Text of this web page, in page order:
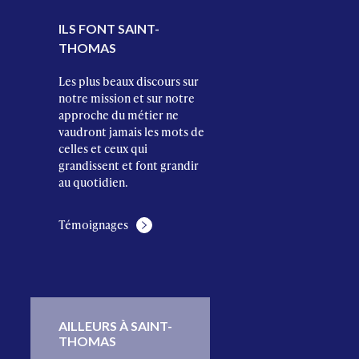
ILS FONT SAINT-
THOMAS
Les plus beaux discours sur
notre mission et sur notre
approche du métier ne
vaudront jamais les mots de
celles et ceux qui
grandissent et font grandir
au quotidien.
Témoignages
AILLEURS À SAINT-
THOMAS